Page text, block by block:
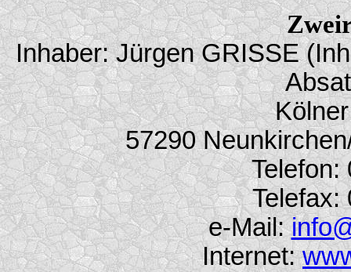
Inhaber: Jürgen GRISSE
57290
Telefon:
Telefax:
e-Mail:
Internet: